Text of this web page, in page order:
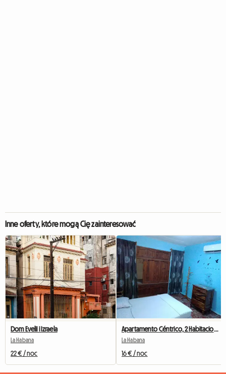
Inne oferty, które mogą Cię zainteresować
Dom Evelii i Izraela
La Habana
22 € / noc
Apartamento Céntrico, 2 Habitaciones
La Habana
16 € / noc